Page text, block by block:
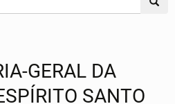
GERAL DA
SANTO